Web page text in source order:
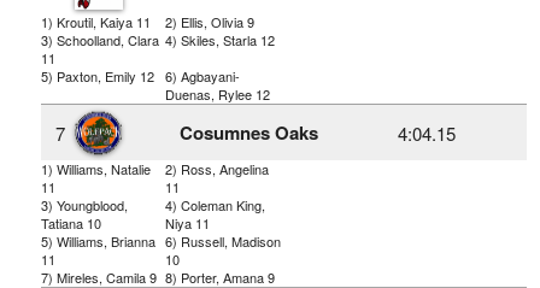
1) Kroutil, Kaiya 11
2) Ellis, Olivia 9
3) Schoolland, Clara
11
4) Skiles, Starla 12
5) Paxton, Emily 12 6) Agbayani-
Duenas, Rylee 12
7 Cosumnes Oaks 4:04.15
1) Williams, Natalie
11
2) Ross, Angelina
11
3) Youngblood,
Tatiana 10
4) Coleman King,
Niya 11
5) Williams, Brianna
11
6) Russell, Madison
10
7) Mireles, Camila 9 8) Porter, Amana 9